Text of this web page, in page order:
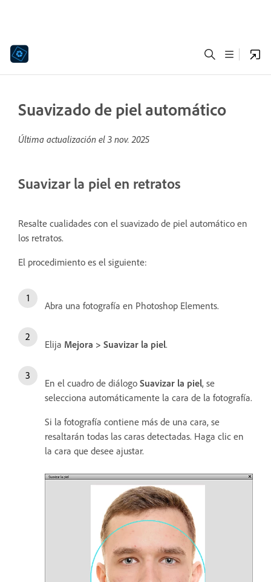
Suavizado de piel automático
Última actualización el 3 nov. 2025
Suavizar la piel en retratos
Resalte cualidades con el suavizado de piel automático en
los retratos.
El procedimiento es el siguiente:
Abra una fotografía en Photoshop Elements.
Elija Mejora > Suavizar la piel.
En el cuadro de diálogo Suavizar la piel, se
selecciona automáticamente la cara de la fotografía.
Si la fotografía contiene más de una cara, se
resaltarán todas las caras detectadas. Haga clic en
la cara que desee ajustar.